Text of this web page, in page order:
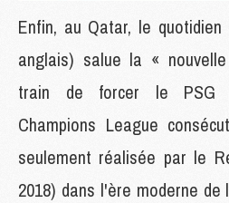
Enfin, au Qatar, le
anglais) salue la «
train de forcer le PSG
Champions League
seulement réalisée par le
2018) dans l'ère moderne